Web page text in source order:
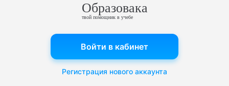
Образовака
твой помощник в учебе
Войти в кабинет
Регистрация нового аккаунта